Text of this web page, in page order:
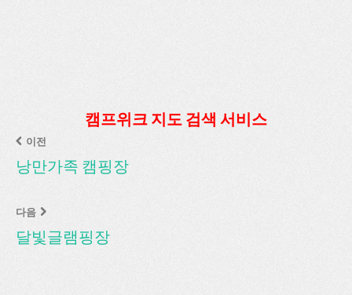
캠프위크 지도 검색 서비스
이전
낭만가족 캠핑장
다음
달빛글램핑장